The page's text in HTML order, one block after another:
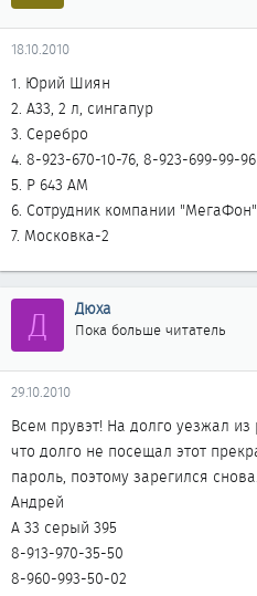
18.10.2010
1. Юрий Шиян
2. А33, 2 л, сингапур
3. Серебро
4. 8-923-670-10-76, 8-923-699-99-96
5. Р 643 АМ
6. Сотрудник компании "МегаФон"
7. Московка-2
Д Дюха
Пока больше читатель
29.10.2010
Всем прувэт! На долго уезжал
что долго не посещал этот
пароль, поэтому зарегился снова.
Андрей
А 33 серый 395
8-913-970-35-50
8-960-993-50-02